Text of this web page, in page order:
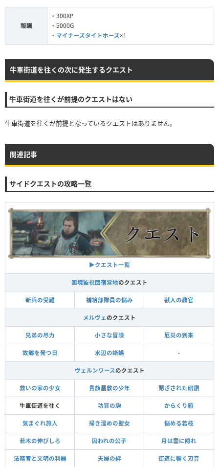
報酬
・300XP
・5000G
・ マイナーズタイトホーズ×1
牛車街道を往くの次に発生するクエスト
牛車街道を往くが前提のクエストはない
牛車街道を往くが前提となっているクエストはありません。
関連記事
サイドクエストの攻略一覧
▶︎クエスト一覧
国境監視団宿営地のクエスト
新兵の受難 補給部隊員の悩み 獣人の教官
メルヴェのクエスト
兄弟の尽力 小さな冒険 厄災の到来
故郷を発つ日 水辺の蜥蜴 -
ヴェルンワースのクエスト
救いの家の少女 貴族屋敷の少年 閉ざされた研鑽
牛車街道を往く 功罪の駒 からくり箱
気まぐれ旅人 掃き溜めの聖女 悩める若枝
若木の伸びしろ 囚われの公子 月は雲に隠れ
法務官と文明の利器 夫婦の絆 街道に響く刃音